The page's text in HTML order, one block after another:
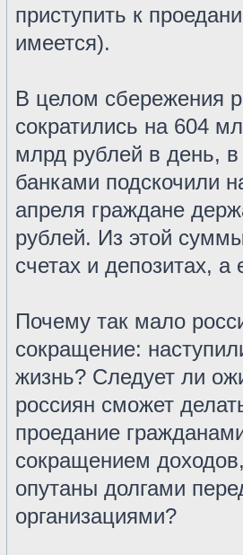
приступить к
имеется).
В целом сбережения
сократились на 604
млрд рублей в день, в
банками подскочили
апреля граждане
рублей. Из этой
счетах и депозитах,
Почему так мало
сокращение:
жизнь? Следует ли
россиян сможет
проедание
сокращением
опутаны долгами
организациями?